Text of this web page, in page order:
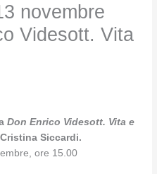
novembre
Videsott. Vita
Don Enrico Videsott. Vita e
Siccardi.
ore 15.00